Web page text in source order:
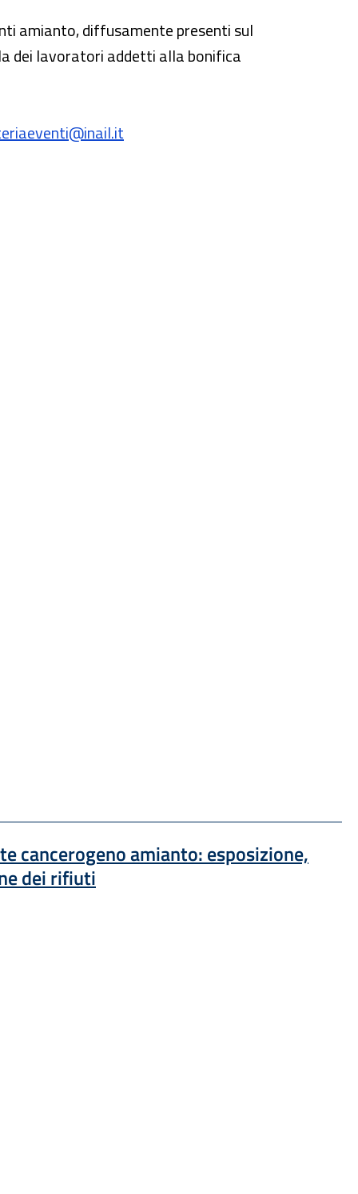
amianto, diffusamente presenti sul
dei lavoratori addetti alla bonifica
cancerogeno amianto: esposizione,
dei rifiuti